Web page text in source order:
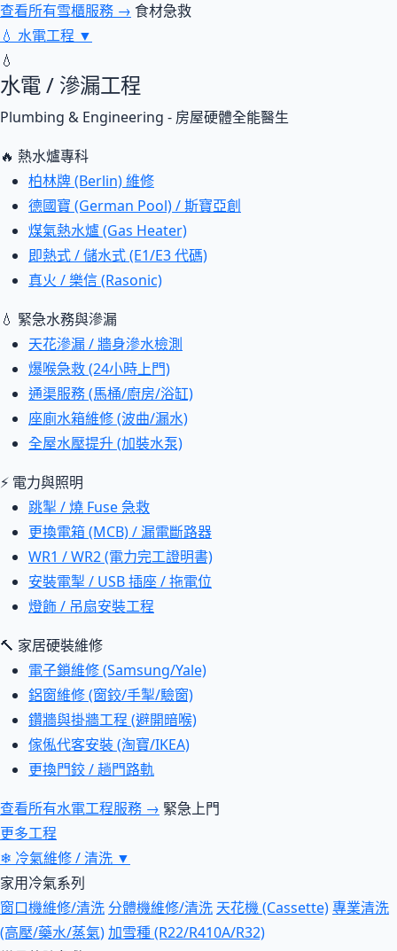
查看所有雪櫃服務 → 食材急救
💧 水電工程 ▼
💧
水電 / 滲漏工程
Plumbing & Engineering - 房屋硬體全能醫生
🔥 熱水爐專科
柏林牌 (Berlin) 維修
德國寶 (German Pool) / 斯寶亞創
煤氣熱水爐 (Gas Heater)
即熱式 / 儲水式 (E1/E3 代碼)
真火 / 樂信 (Rasonic)
💧 緊急水務與滲漏
天花滲漏 / 牆身滲水檢測
爆喉急救 (24小時上門)
通渠服務 (馬桶/廚房/浴缸)
座廁水箱維修 (波曲/漏水)
全屋水壓提升 (加裝水泵)
⚡ 電力與照明
跳掣 / 燒 Fuse 急救
更換電箱 (MCB) / 漏電斷路器
WR1 / WR2 (電力完工證明書)
安裝電掣 / USB 插座 / 拖電位
燈飾 / 吊扇安裝工程
🔨 家居硬裝維修
電子鎖維修 (Samsung/Yale)
鋁窗維修 (窗鉸/手掣/驗窗)
鑽牆與掛牆工程 (避開暗喉)
傢俬代客安裝 (淘寶/IKEA)
更換門鉸 / 趟門路軌
查看所有水電工程服務 → 緊急上門
更多工程
❄ 冷氣維修 / 清洗 ▼
家用冷氣系列
窗口機維修/清洗 分體機維修/清洗 天花機 (Cassette)專業清洗
(高壓/藥水/蒸氣)加雪種 (R22/R410A/R32)